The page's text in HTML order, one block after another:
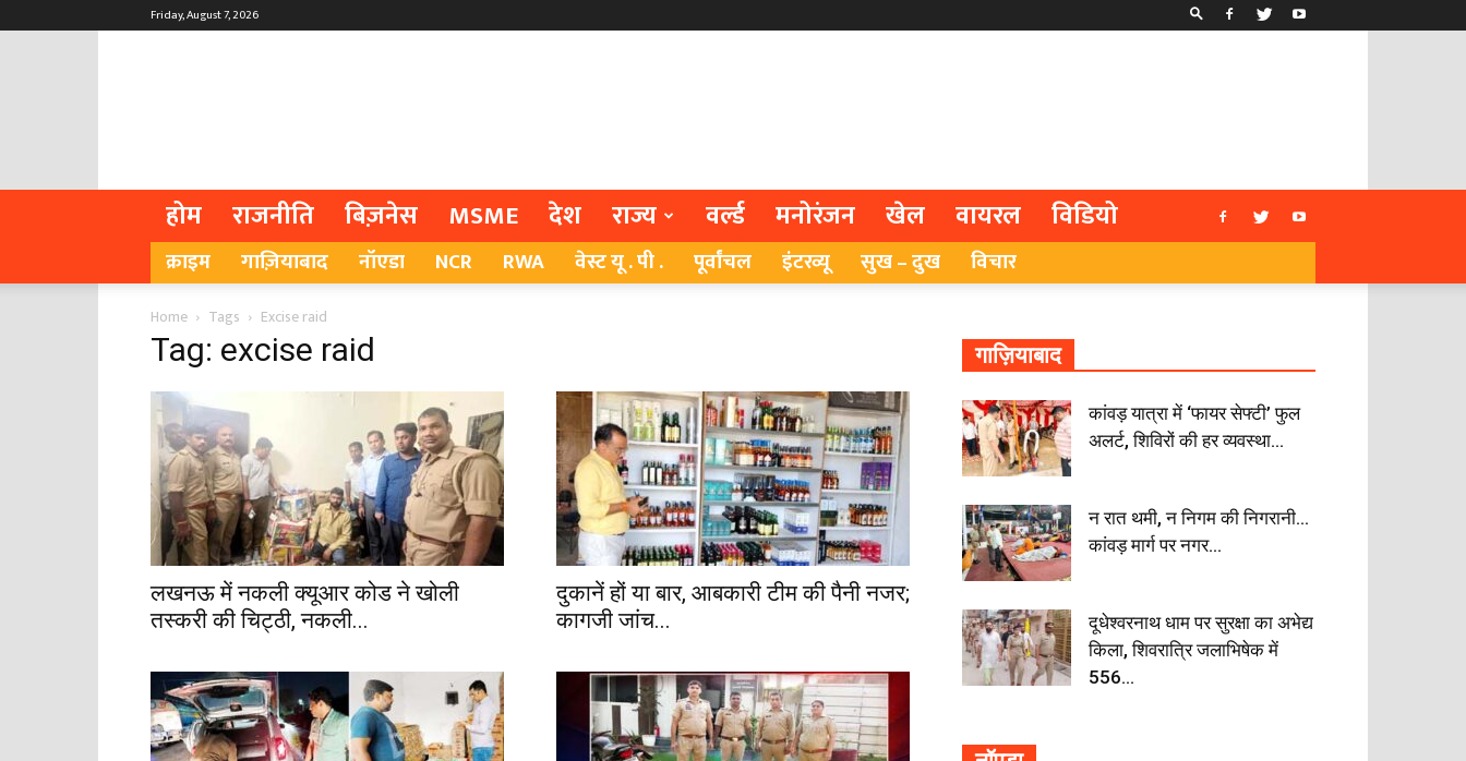
Friday, August 7, 2026
होम राजनीति बिज़नेस MSME देश राज्य वर्ल्ड मनोरंजन खेल वायरल विडियो
क्राइम गाज़ियाबाद नॉएडा NCR RWA वेस्ट यू . पी . पूर्वांचल इंटरव्यू सुख – दुख विचार
Home Tags Excise raid
Tag: excise raid
लखनऊ में नकली क्यूआर कोड ने खोली
तस्करी की चिट्ठी, नकली...
दुकानें हों या बार, आबकारी टीम की पैनी नजर;
कागजी जांच...
गाज़ियाबाद
कांवड़ यात्रा में ‘फायर सेफ्टी’ फुल
अलर्ट, शिविरों की हर व्यवस्था...
न रात थमी, न निगम की निगरानी…
कांवड़ मार्ग पर नगर...
दूधेश्वरनाथ धाम पर सुरक्षा का अभेद्य
किला, शिवरात्रि जलाभिषेक में
556...